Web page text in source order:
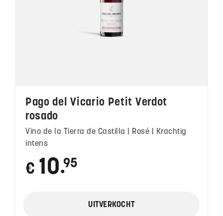
Pago del Vicario Petit Verdot
rosado
Vino de la Tierra de Castilla | Rosé | Krachtig
intens
€ 10 ●
95
UITVERKOCHT